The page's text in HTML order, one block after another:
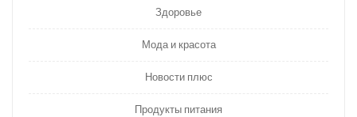
Здоровье
Мода и красота
Новости плюс
Продукты питания